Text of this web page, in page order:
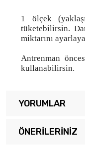
1 ölçek
tüketebilirsin.
miktarını
Antrenman
kullanabilirsin.
YORUMLAR
Bu
ÖNERILERINIZ